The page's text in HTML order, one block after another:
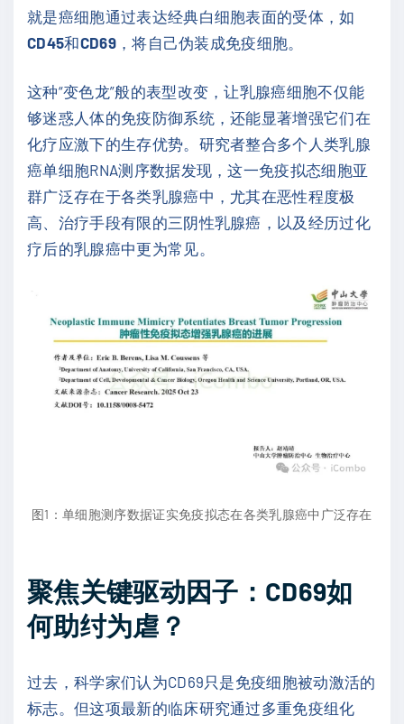
就是癌细胞通过表达经典白细胞表面的受体，如
CD45和CD69，将自己伪装成免疫细胞。
这种“变色龙”般的表型改变，让乳腺癌细胞不仅能
够迷惑人体的免疫防御系统，还能显著增强它们在
化疗应激下的生存优势。研究者整合多个人类乳腺
癌单细胞RNA测序数据发现，这一免疫拟态细胞亚
群广泛存在于各类乳腺癌中，尤其在恶性程度极
高、治疗手段有限的三阴性乳腺癌，以及经历过化
疗后的乳腺癌中更为常见。
图1：单细胞测序数据证实免疫拟态在各类乳腺癌中广泛存在
聚焦关键驱动因子：CD69如
何助纣为虐？
过去，科学家们认为CD69只是免疫细胞被动激活的
标志。但这项最新的临床研究通过多重免疫组化